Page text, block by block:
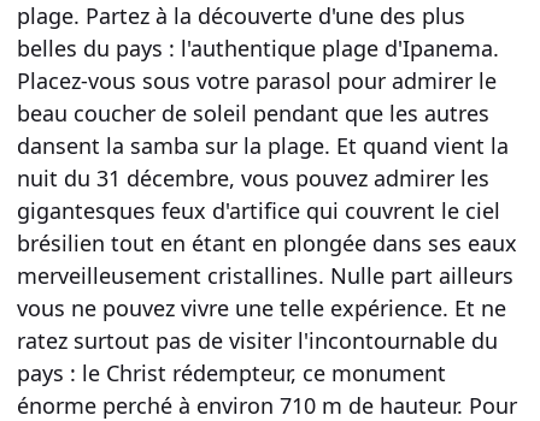
plage. Partez à la découverte d'une des plus
belles du pays : l'authentique plage d'Ipanema.
Placez-vous sous votre parasol pour admirer le
beau coucher de soleil pendant que les autres
dansent la samba sur la plage. Et quand vient la
nuit du 31 décembre, vous pouvez admirer les
gigantesques feux d'artifice qui couvrent le ciel
brésilien tout en étant en plongée dans ses eaux
merveilleusement cristallines. Nulle part ailleurs
vous ne pouvez vivre une telle expérience. Et ne
ratez surtout pas de visiter l'incontournable du
pays : le Christ rédempteur, ce monument
énorme perché à environ 710 m de hauteur. Pour